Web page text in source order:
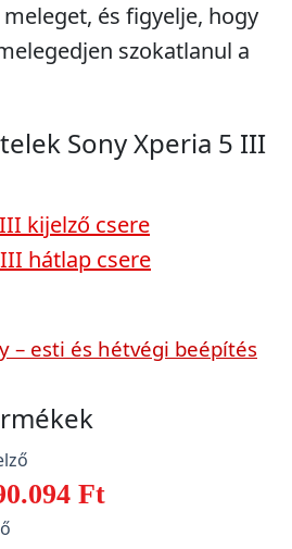
és figyelje, hogy
szokatlanul a
Sony Xperia 5 III
kijelző csere
hátlap csere
– esti és hétvégi beépítés
Ft